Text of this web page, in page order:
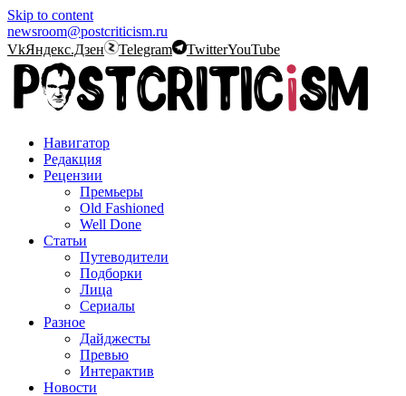
Skip to content
newsroom@postcriticism.ru
VkЯндекс.Дзен Telegram TwitterYouTube
Навигатор
Редакция
Рецензии
Премьеры
Old Fashioned
Well Done
Статьи
Путеводители
Подборки
Лица
Сериалы
Разное
Дайджесты
Превью
Интерактив
Новости